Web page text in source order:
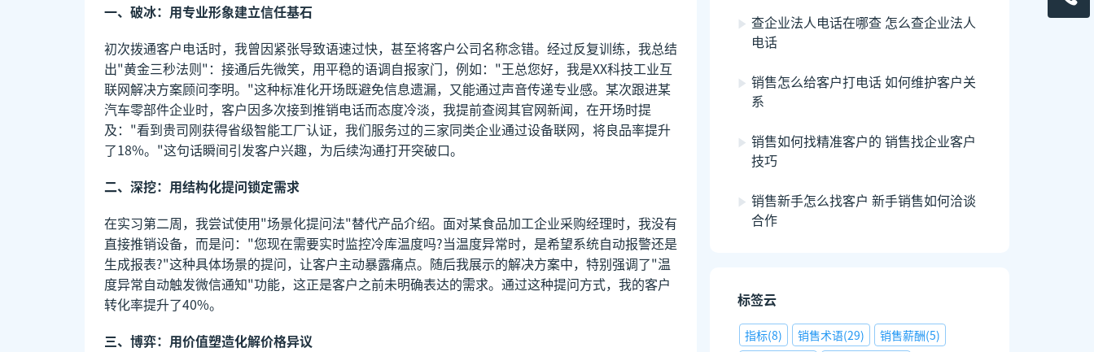
一、破冰：用专业形象建立信任基石
初次拨通客户电话时，我曾因紧张导致语速过快，甚至将客户公司名称念错。经过反复训练，我总结
出"黄金三秒法则"：接通后先微笑，用平稳的语调自报家门，例如："王总您好，我是XX科技工业互
联网解决方案顾问李明。"这种标准化开场既避免信息遗漏，又能通过声音传递专业感。某次跟进某
汽车零部件企业时，客户因多次接到推销电话而态度冷淡，我提前查阅其官网新闻，在开场时提
及："看到贵司刚获得省级智能工厂认证，我们服务过的三家同类企业通过设备联网，将良品率提升
了18%。"这句话瞬间引发客户兴趣，为后续沟通打开突破口。
二、深挖：用结构化提问锁定需求
在实习第二周，我尝试使用"场景化提问法"替代产品介绍。面对某食品加工企业采购经理时，我没有
直接推销设备，而是问："您现在需要实时监控冷库温度吗?当温度异常时，是希望系统自动报警还是
生成报表?"这种具体场景的提问，让客户主动暴露痛点。随后我展示的解决方案中，特别强调了"温
度异常自动触发微信通知"功能，这正是客户之前未明确表达的需求。通过这种提问方式，我的客户
转化率提升了40%。
三、博弈：用价值塑造化解价格异议
查企业法人电话在哪查 怎么查企业法人
电话
销售怎么给客户打电话 如何维护客户关
系
销售如何找精准客户的 销售找企业客户
技巧
销售新手怎么找客户 新手销售如何洽谈
合作
标签云
指标(8) 销售术语(29) 销售薪酬(5)